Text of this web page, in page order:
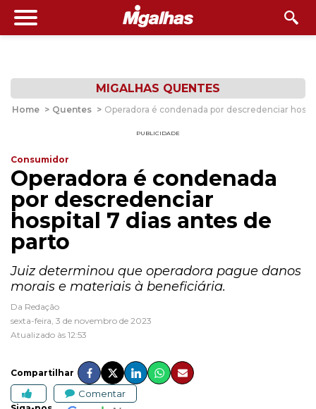
MIGALHAS QUENTES
Home > Quentes > Operadora é condenada por descredenciar
PUBLICIDADE
Consumidor
Operadora é condenada
por descredenciar
hospital 7 dias antes de
parto
Juiz determinou que operadora pague danos
morais e materiais à beneficiária.
Da Redação
sexta-feira, 3 de novembro de 2023
Atualizado às 12:53
Compartilhar
Comentar